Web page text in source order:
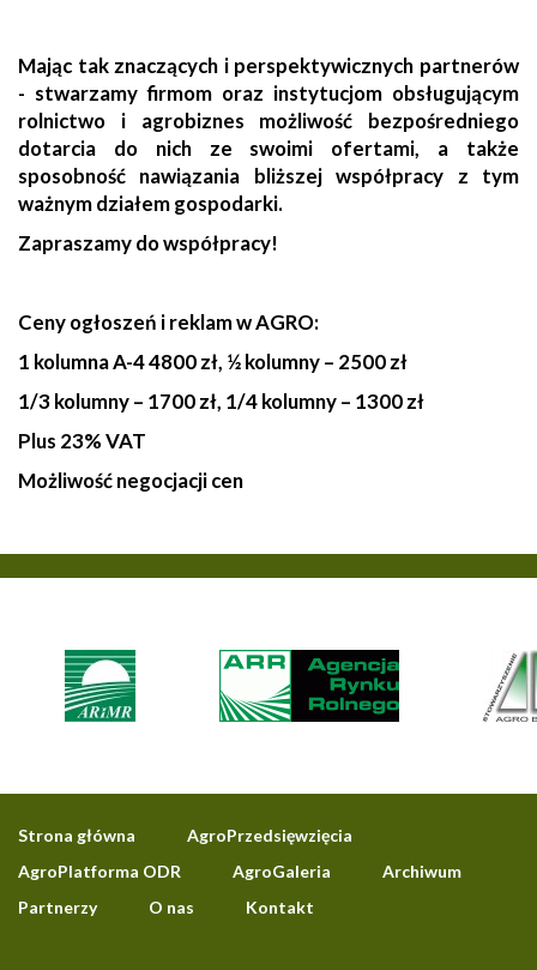
Mając tak znaczących i perspektywicznych partnerów
- stwarzamy firmom oraz instytucjom obsługującym
rolnictwo i agrobiznes możliwość bezpośredniego
dotarcia do nich ze swoimi ofertami, a także
sposobność nawiązania bliższej współpracy z tym
ważnym działem gospodarki.
Zapraszamy do współpracy!
Ceny ogłoszeń i reklam w AGRO:
1 kolumna A-4 4800 zł, ½ kolumny – 2500 zł
1/3 kolumny – 1700 zł, 1/4 kolumny – 1300 zł
Plus 23% VAT
Możliwość negocjacji cen
Strona główna
AgroPrzedsięwzięcia
AgroPlatforma ODR
AgroGaleria
Archiwum
Partnerzy
O nas Kontakt